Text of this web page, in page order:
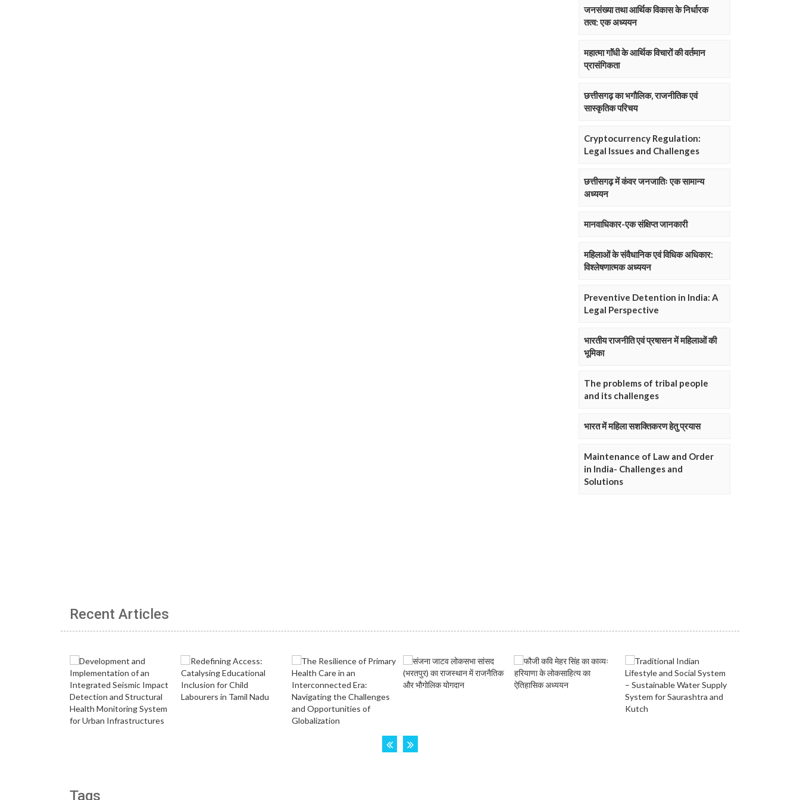
जनसंख्या तथा आर्थिक विकास के निर्धारक
तत्व: एक अध्ययन
महात्मा गाॅंधी के आर्थिक विचारों की वर्तमान
प्रासंगिकता
छत्तीसगढ़ का भगौलिक, राजनीतिक एवं
सास्कृतिक परिचय
Cryptocurrency Regulation:
Legal Issues and Challenges
छत्तीसगढ़ में कंवर जनजातिः एक सामान्य
अध्ययन
मानवाधिकार-एक संक्षिप्त जानकारी
महिलाओं के संवैधानिक एवं विधिक अधिकार:
विश्लेषणात्मक अध्ययन
Preventive Detention in India: A
Legal Perspective
भारतीय राजनीति एवं प्रषासन में महिलाओं की
भूमिका
The problems of tribal people
and its challenges
भारत में महिला सशक्तिकरण हेतु प्रयास
Maintenance of Law and Order
in India- Challenges and
Solutions
Recent Articles
Tags